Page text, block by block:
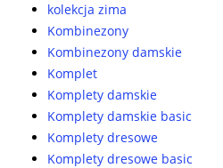
kolekcja zima
Kombinezony
Kombinezony damskie
Komplet
Komplety damskie
Komplety damskie basic
Komplety dresowe
Komplety dresowe basic